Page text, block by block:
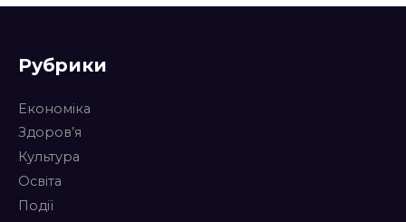
Рубрики
Економіка
Здоров’я
Культура
Освіта
Події